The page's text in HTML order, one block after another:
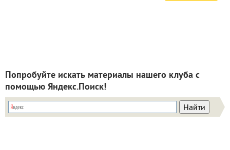
Попробуйте искать материалы нашего клуба с
помощью Яндекс.Поиск!